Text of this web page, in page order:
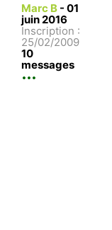
Marc B - 01
juin 2016
Inscription :
25/02/2009
10
messages